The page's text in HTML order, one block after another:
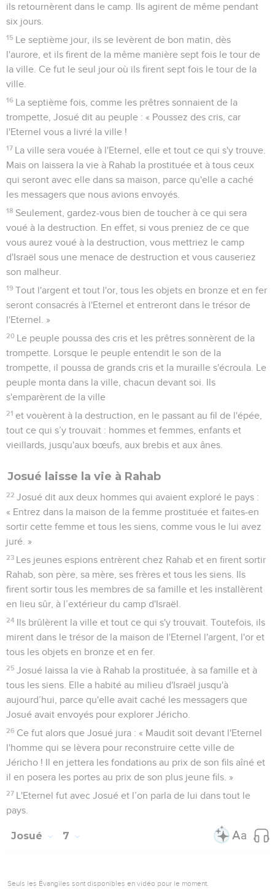
ils retournèrent dans le camp. Ils agirent de même pendant
six jours.
15 Le septième jour, ils se levèrent de bon matin, dès
l'aurore, et ils firent de la même manière sept fois le tour de
la ville. Ce fut le seul jour où ils firent sept fois le tour de la
ville.
16 La septième fois, comme les prêtres sonnaient de la
trompette, Josué dit au peuple : « Poussez des cris, car
l'Eternel vous a livré la ville !
17 La ville sera vouée à l'Eternel, elle et tout ce qui s'y trouve.
Mais on laissera la vie à Rahab la prostituée et à tous ceux
qui seront avec elle dans sa maison, parce qu'elle a caché
les messagers que nous avions envoyés.
18 Seulement, gardez-vous bien de toucher à ce qui sera
voué à la destruction. En effet, si vous preniez de ce que
vous aurez voué à la destruction, vous mettriez le camp
d'Israël sous une menace de destruction et vous causeriez
son malheur.
19 Tout l'argent et tout l'or, tous les objets en bronze et en fer
seront consacrés à l'Eternel et entreront dans le trésor de
l'Eternel. »
20 Le peuple poussa des cris et les prêtres sonnèrent de la
trompette. Lorsque le peuple entendit le son de la
trompette, il poussa de grands cris et la muraille s'écroula. Le
peuple monta dans la ville, chacun devant soi. Ils
s'emparèrent de la ville
21 et vouèrent à la destruction, en le passant au fil de l'épée,
tout ce qui s’y trouvait : hommes et femmes, enfants et
vieillards, jusqu'aux bœufs, aux brebis et aux ânes.
Josué laisse la vie à Rahab
22 Josué dit aux deux hommes qui avaient exploré le pays :
« Entrez dans la maison de la femme prostituée et faites-en
sortir cette femme et tous les siens, comme vous le lui avez
juré. »
23 Les jeunes espions entrèrent chez Rahab et en firent sortir
Rahab, son père, sa mère, ses frères et tous les siens. Ils
firent sortir tous les membres de sa famille et les installèrent
en lieu sûr, à l’extérieur du camp d'Israël.
24 Ils brûlèrent la ville et tout ce qui s'y trouvait. Toutefois, ils
mirent dans le trésor de la maison de l'Eternel l'argent, l'or et
tous les objets en bronze et en fer.
25 Josué laissa la vie à Rahab la prostituée, à sa famille et à
tous les siens. Elle a habité au milieu d'Israël jusqu'à
aujourd’hui, parce qu'elle avait caché les messagers que
Josué avait envoyés pour explorer Jéricho.
26 Ce fut alors que Josué jura : « Maudit soit devant l'Eternel
l'homme qui se lèvera pour reconstruire cette ville de
Jéricho ! Il en jettera les fondations au prix de son fils aîné et
il en posera les portes au prix de son plus jeune fils. »
27 L'Eternel fut avec Josué et l’on parla de lui dans tout le
pays.
Josué 7
Seuls les Évangiles sont disponibles en vidéo pour le moment.